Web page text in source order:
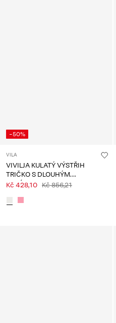
-50%
VILA
VIVILJA KULATÝ VÝSTŘIH
TRIČKO S DLOUHÝM
RUKÁVEM
Kč 428,10 Kč 856,21